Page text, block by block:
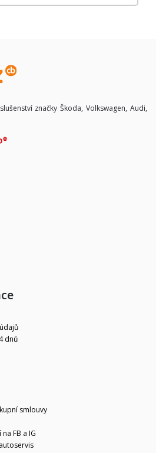
značky Škoda, Volkswagen, Audi,
dnů
smlouvy
FB a IG